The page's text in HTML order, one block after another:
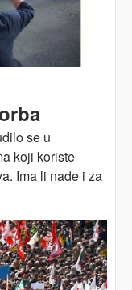
se u
koji koriste
Ima li nade i za